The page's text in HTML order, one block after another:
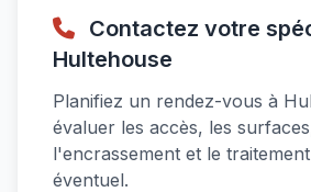
Contactez votre
Hultehouse
Planifiez un rendez-vous à
évaluer les accès, les
l'encrassement et le
éventuel.